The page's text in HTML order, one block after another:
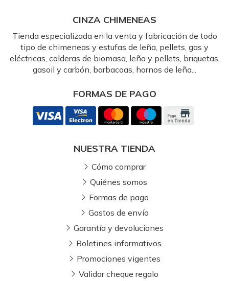
CINZA CHIMENEAS
Tienda especializada en la venta y fabricación de todo
tipo de chimeneas y estufas de leña, pellets, gas y
eléctricas, calderas de biomasa, leña y pellets, briquetas,
gasoil y carbón, barbacoas, hornos de leña...
FORMAS DE PAGO
NUESTRA TIENDA
Cómo comprar
Quiénes somos
Formas de pago
Gastos de envío
Garantía y devoluciones
Boletines informativos
Promociones vigentes
Validar cheque regalo